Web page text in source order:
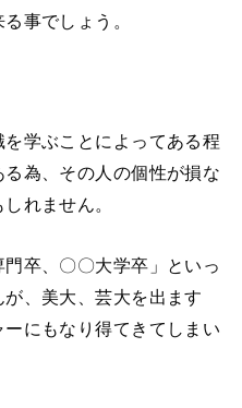
事でしょう。
学ぶことによってある程
為、その人の個性が損な
れません。
卒、〇〇大学卒」といっ
、美大、芸大を出ます
にもなり得てきてしまい